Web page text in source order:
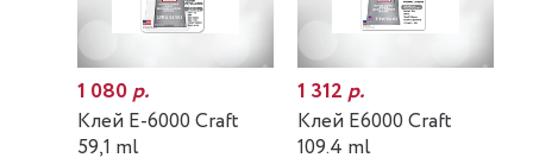
1 080р.
Клей E-6000 Craft
59,1 ml
1 312р.
Клей E6000 Craft
109.4 ml